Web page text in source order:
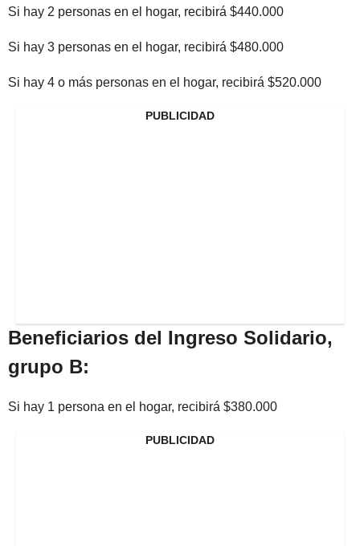
Si hay 2 personas en el hogar, recibirá $440.000
Si hay 3 personas en el hogar, recibirá $480.000
Si hay 4 o más personas en el hogar, recibirá $520.000
PUBLICIDAD
Beneficiarios del Ingreso Solidario,
grupo B:
Si hay 1 persona en el hogar, recibirá $380.000
PUBLICIDAD